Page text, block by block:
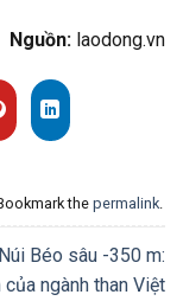
Nguồn: laodong.vn
the permalink.
Béo sâu -350 m:
ngành than Việt